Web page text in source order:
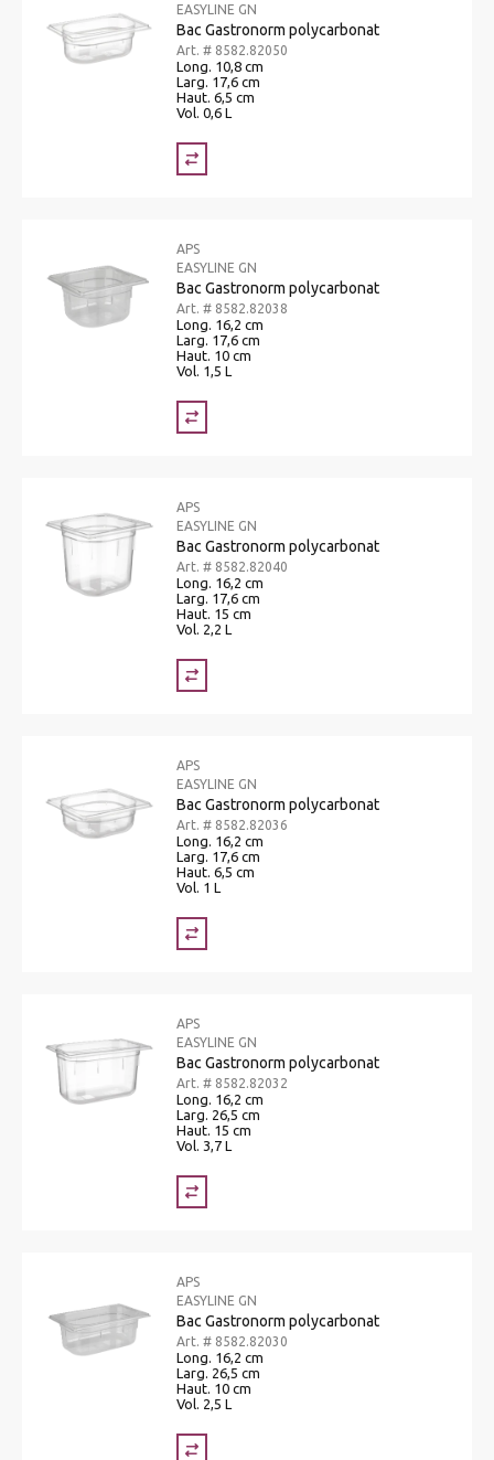
EASYLINE GN
Bac Gastronorm polycarbonat
Art. # 8582.82050
Long. 10,8 cm
Larg. 17,6 cm
Haut. 6,5 cm
Vol. 0,6 L
APS
EASYLINE GN
Bac Gastronorm polycarbonat
Art. # 8582.82038
Long. 16,2 cm
Larg. 17,6 cm
Haut. 10 cm
Vol. 1,5 L
APS
EASYLINE GN
Bac Gastronorm polycarbonat
Art. # 8582.82040
Long. 16,2 cm
Larg. 17,6 cm
Haut. 15 cm
Vol. 2,2 L
APS
EASYLINE GN
Bac Gastronorm polycarbonat
Art. # 8582.82036
Long. 16,2 cm
Larg. 17,6 cm
Haut. 6,5 cm
Vol. 1 L
APS
EASYLINE GN
Bac Gastronorm polycarbonat
Art. # 8582.82032
Long. 16,2 cm
Larg. 26,5 cm
Haut. 15 cm
Vol. 3,7 L
APS
EASYLINE GN
Bac Gastronorm polycarbonat
Art. # 8582.82030
Long. 16,2 cm
Larg. 26,5 cm
Haut. 10 cm
Vol. 2,5 L